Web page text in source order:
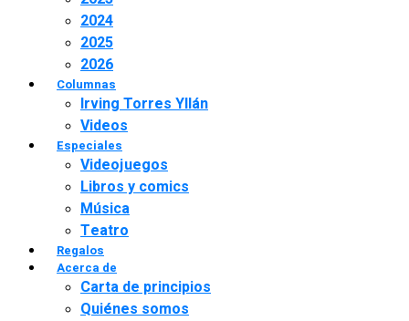
2024
2025
2026
Columnas
Irving Torres Yllán
Videos
Especiales
Videojuegos
Libros y comics
Música
Teatro
Regalos
Acerca de
Carta de principios
Quiénes somos